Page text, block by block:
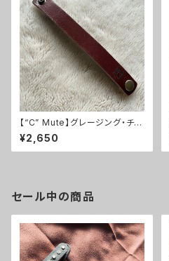
【“C” Mute】グレージング・チョ
コレザー【ギター・ベース兼用ミ
ュート】
¥2,650
セール中の商品